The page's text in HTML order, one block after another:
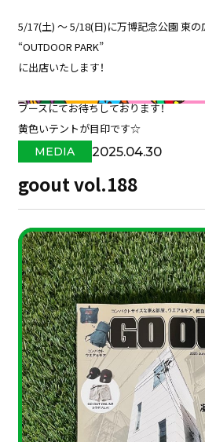
5/17(土) 〜 5/18(日)に万博記念公園 東の
“OUTDOOR PARK”
に出店いたします！
ブースにてお待ちしております！
黄色いテントが目印です☆
MEDIA 2025.04.30
goout vol.188